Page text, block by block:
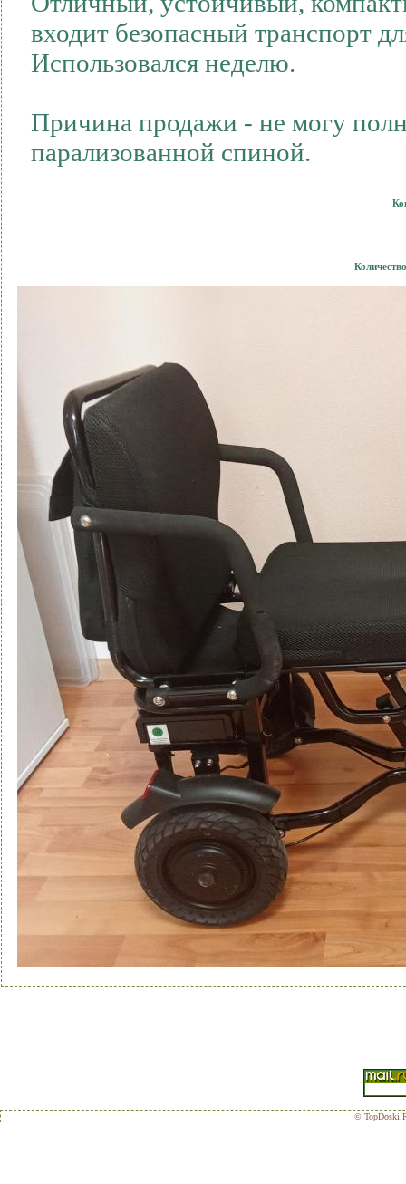
входит безопасный транспорт
Использовался неделю.
Причина продажи - не могу
парализованной спиной.
©